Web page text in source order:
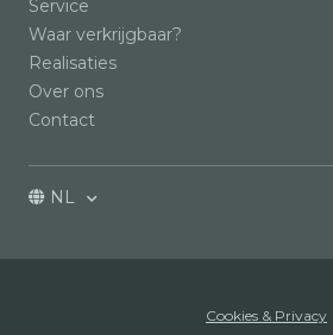
Service
Waar verkrijgbaar?
Realisaties
Over ons
Contact
NL
Cookies & Privacy